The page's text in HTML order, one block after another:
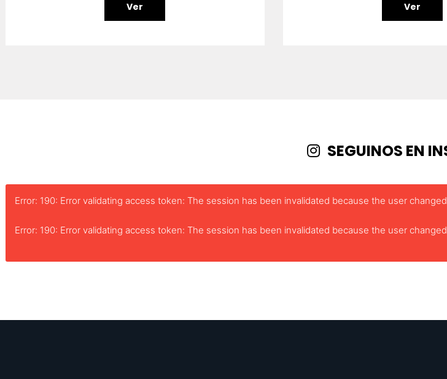
Ver Ver
SEGUINOS EN
Error: 190: Error validating access token: The session has been invalidated because the user
Error: 190: Error validating access token: The session has been invalidated because the user